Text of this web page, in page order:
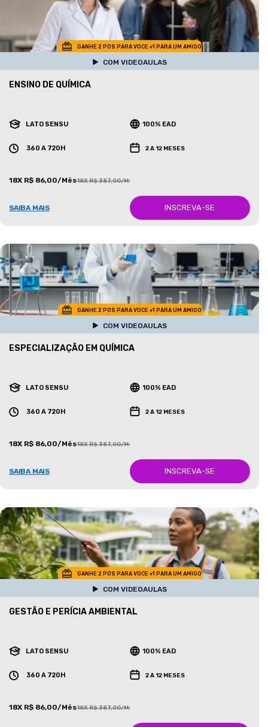
GANHE 2 POS PARA VOCE +1 PARA UM AMIGO
COM VIDEOAULAS
ENSINO DE QUÍMICA
LATO SENSU 100% EAD
360 A 720H 2 A 12 MESES
18X R$ 86,00/Mês18X R$ 387,00/Mês
SAIBA MAIS INSCREVA-SE
GANHE 2 POS PARA VOCE +1 PARA UM AMIGO
COM VIDEOAULAS
ESPECIALIZAÇÃO EM QUÍMICA
LATO SENSU 100% EAD
360 A 720H 2 A 12 MESES
18X R$ 86,00/Mês18X R$ 387,00/Mês
SAIBA MAIS INSCREVA-SE
GANHE 2 POS PARA VOCE +1 PARA UM AMIGO
COM VIDEOAULAS
GESTÃO E PERÍCIA AMBIENTAL
LATO SENSU 100% EAD
360 A 720H 2 A 12 MESES
18X R$ 86,00/Mês18X R$ 387,00/Mês